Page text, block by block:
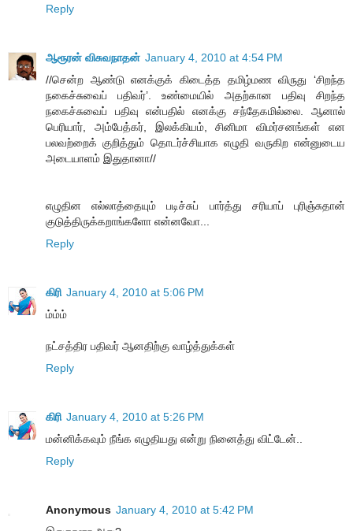
Reply
ஆரூரன் விசுவநாதன் January 4, 2010 at 4:54 PM
//சென்ற ஆண்டு எனக்குக் கிடைத்த தமிழ்மண விருது ‘சிறந்த
நகைச்சுவைப் பதிவர்’. உண்மையில் அதற்கான பதிவு சிறந்த
நகைச்சுவைப் பதிவு என்பதில் எனக்கு சந்தேகமில்லை. ஆனால்
பெரியார், அம்பேத்கர், இலக்கியம், சினிமா விமர்சனங்கள் என
பலவற்றைக் குறித்தும் தொடர்ச்சியாக எழுதி வருகிற என்னுடைய
அடையாளம் இதுதானா//
எழுதின எல்லாத்தையும் படிச்சுப் பார்த்து சரியாப் புரிஞ்சுதான்
குடுத்திருக்கறாங்களோ என்னவோ...
Reply
கிரி January 4, 2010 at 5:06 PM
ம்ம்ம்
நட்சத்திர பதிவர் ஆனதிற்கு வாழ்த்துக்கள்
Reply
கிரி January 4, 2010 at 5:26 PM
மன்னிக்கவும் நீங்க எழுதியது என்று நினைத்து விட்டேன்..
Reply
Anonymous January 4, 2010 at 5:42 PM